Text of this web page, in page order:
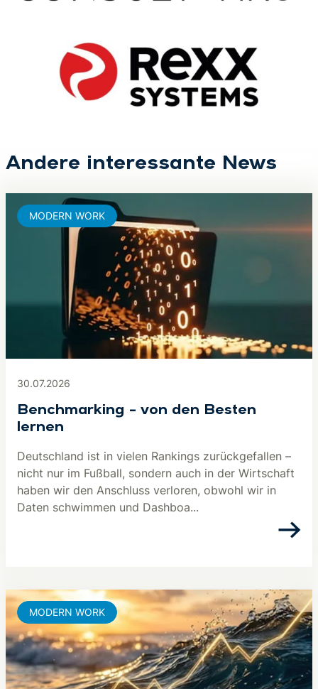
Andere interessante News
30.07.2026
Benchmarking – von den Besten
lernen
Deutschland ist in vielen Rankings zurückgefallen –
nicht nur im Fußball, sondern auch in der Wirtschaft
haben wir den Anschluss verloren, obwohl wir in
Daten schwimmen und Dashboa...
MODERN WORK
MODERN WORK